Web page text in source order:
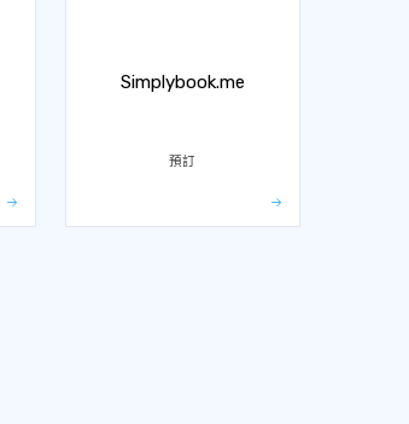
Simplybook.me
預訂